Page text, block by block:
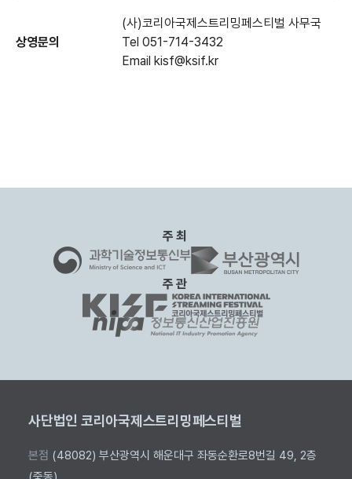
상영문의
(사)코리아국제스트리밍페스티벌 사무국
Tel 051-714-3432
Email kisf@ksif.kr
주최
주관
사단법인 코리아국제스트리밍페스티벌
본점 (48082) 부산광역시 해운대구 좌동순환로8번길 49, 2층